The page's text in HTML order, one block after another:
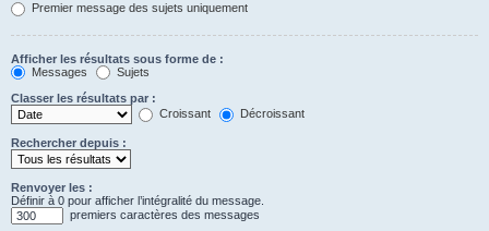
Premier message des sujets uniquement
Afficher les résultats sous forme de :
Messages
Sujets
Classer les résultats par :
Croissant
Décroissant
Rechercher depuis :
Renvoyer les :
Définir à 0 pour afficher l’intégralité du message.
premiers caractères des messages